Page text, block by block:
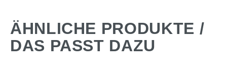
ÄHNLICHE PRODUKTE /
DAS PASST DAZU